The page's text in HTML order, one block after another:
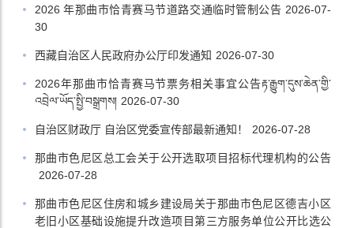
2026 年那曲市恰青赛马节道路交通临时管制公告 2026-07-
30
西藏自治区人民政府办公厅印发通知 2026-07-30
2026年那曲市恰青赛马节票务相关事宜公告རྟ་རྒྱུག་དུས་ཆེན་གྱི་
འབྲེལ་ཡོད་སྤྱི་བསྒྲགས། 2026-07-30
自治区财政厅 自治区党委宣传部最新通知！ 2026-07-28
那曲市色尼区总工会关于公开选取项目招标代理机构的公告
2026-07-28
那曲市色尼区住房和城乡建设局关于那曲市色尼区德吉小区
老旧小区基础设施提升改造项目第三方服务单位公开比选公